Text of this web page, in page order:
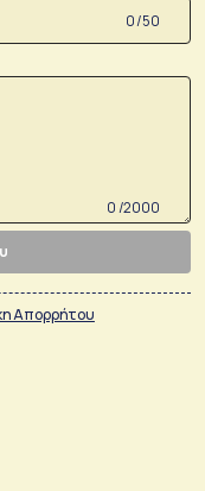
0 /50
0 /2000
Απορρήτου